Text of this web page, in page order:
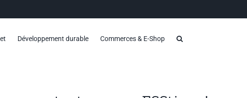
Développement durable Commerces & E-Shop